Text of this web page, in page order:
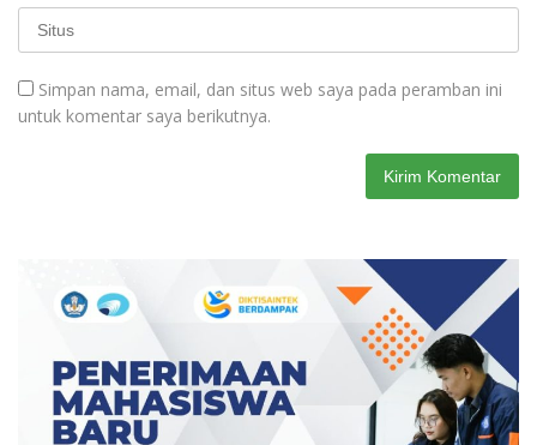
Simpan nama, email, dan situs web saya pada peramban ini
untuk komentar saya berikutnya.